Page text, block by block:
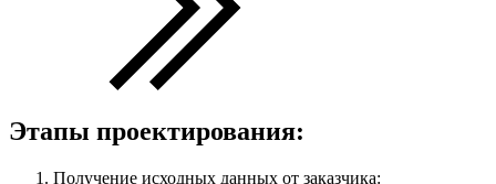
Этапы проектирования:
Получение исходных данных от заказчика: